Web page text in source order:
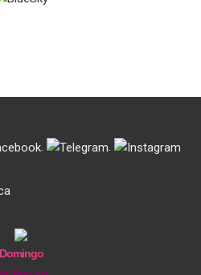
. .
Domingo